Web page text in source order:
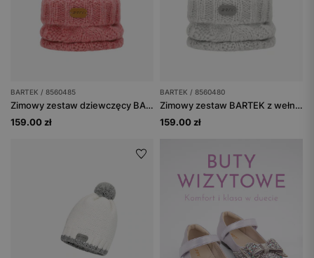
BARTEK / 8560485
Zimowy zestaw dziewczęcy BARTEK z wełny merino 85604-85, różowa czapka + komin
159.00 zł
BARTEK / 8560480
Zimowy zestaw BARTEK z wełny merino 85604-80, czapka + komin
159.00 zł